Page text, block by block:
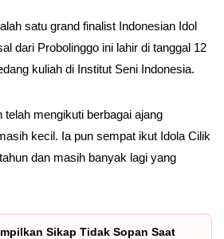
satu grand finalist Indonesian Idol
dari Probolinggo ini lahir di tanggal 12
kuliah di Institut Seni Indonesia.
mengikuti berbagai ajang
kecil. Ia pun sempat ikut Idola Cilik
dan masih banyak lagi yang
Sikap Tidak Sopan Saat